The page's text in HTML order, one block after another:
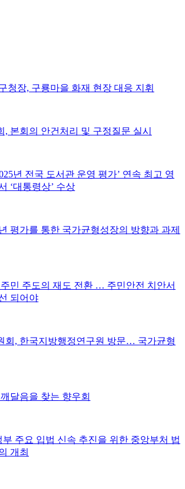
청장, 구룡마을 화재 현장 대응 지휘
, 본회의 안건처리 및 구정질문 실시
년 전국 도서관 운영 평가’ 연속 최고 영
‘대통령상’ 수상
평가를 통한 국가균형성장의 방향과 과제
민 주도의 재도 전환 … 주민안전 치안서
되어야
회, 한국지방행정연구원 방문… 국가균형
달음을 찾는 향우회
부 주요 입법 신속 추진을 위한 중앙부처 법
개최